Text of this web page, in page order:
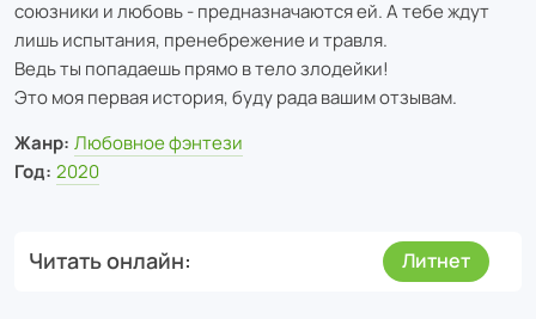
союзники и любовь - предназначаются ей. А тебе ждут
лишь испытания, пренебрежение и травля.
Ведь ты попадаешь прямо в тело злодейки!
Это моя первая история, буду рада вашим отзывам.
Жанр: Любовное фэнтези
Год: 2020
Читать онлайн Литнет